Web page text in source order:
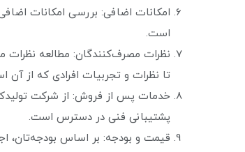
امکانات اضافی: بررسی امکانات
است.
نظرات مصرف‌کنندگان: مطالعه نظرات
تا نظرات و تجربیات افرادی که از آن
خدمات پس از فروش: از شرکت
پشتیبانی فنی در دسترس است.
قیمت و بودجه: بر اساس بودجه‌تان،